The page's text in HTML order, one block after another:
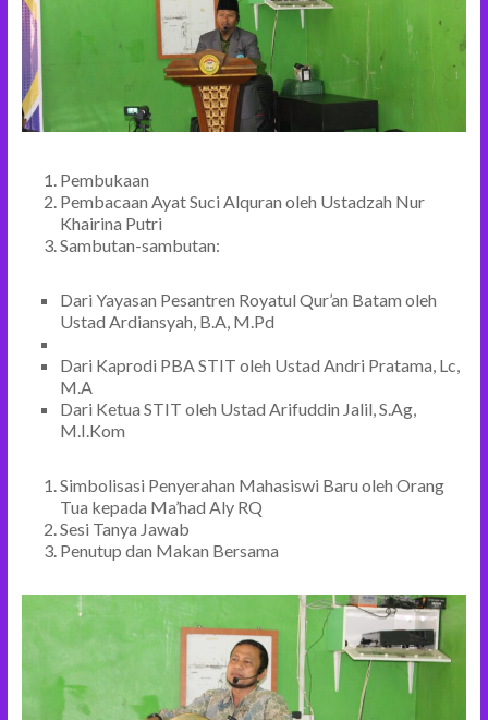
Pembukaan
Pembacaan Ayat Suci Alquran oleh Ustadzah Nur
Khairina Putri
Sambutan-sambutan:
Dari Yayasan Pesantren Royatul Qur’an Batam oleh
Ustad Ardiansyah, B.A, M.Pd
Dari Kaprodi PBA STIT oleh Ustad Andri Pratama, Lc,
M.A
Dari Ketua STIT oleh Ustad Arifuddin Jalil, S.Ag,
M.I.Kom
Simbolisasi Penyerahan Mahasiswi Baru oleh Orang
Tua kepada Ma’had Aly RQ
Sesi Tanya Jawab
Penutup dan Makan Bersama